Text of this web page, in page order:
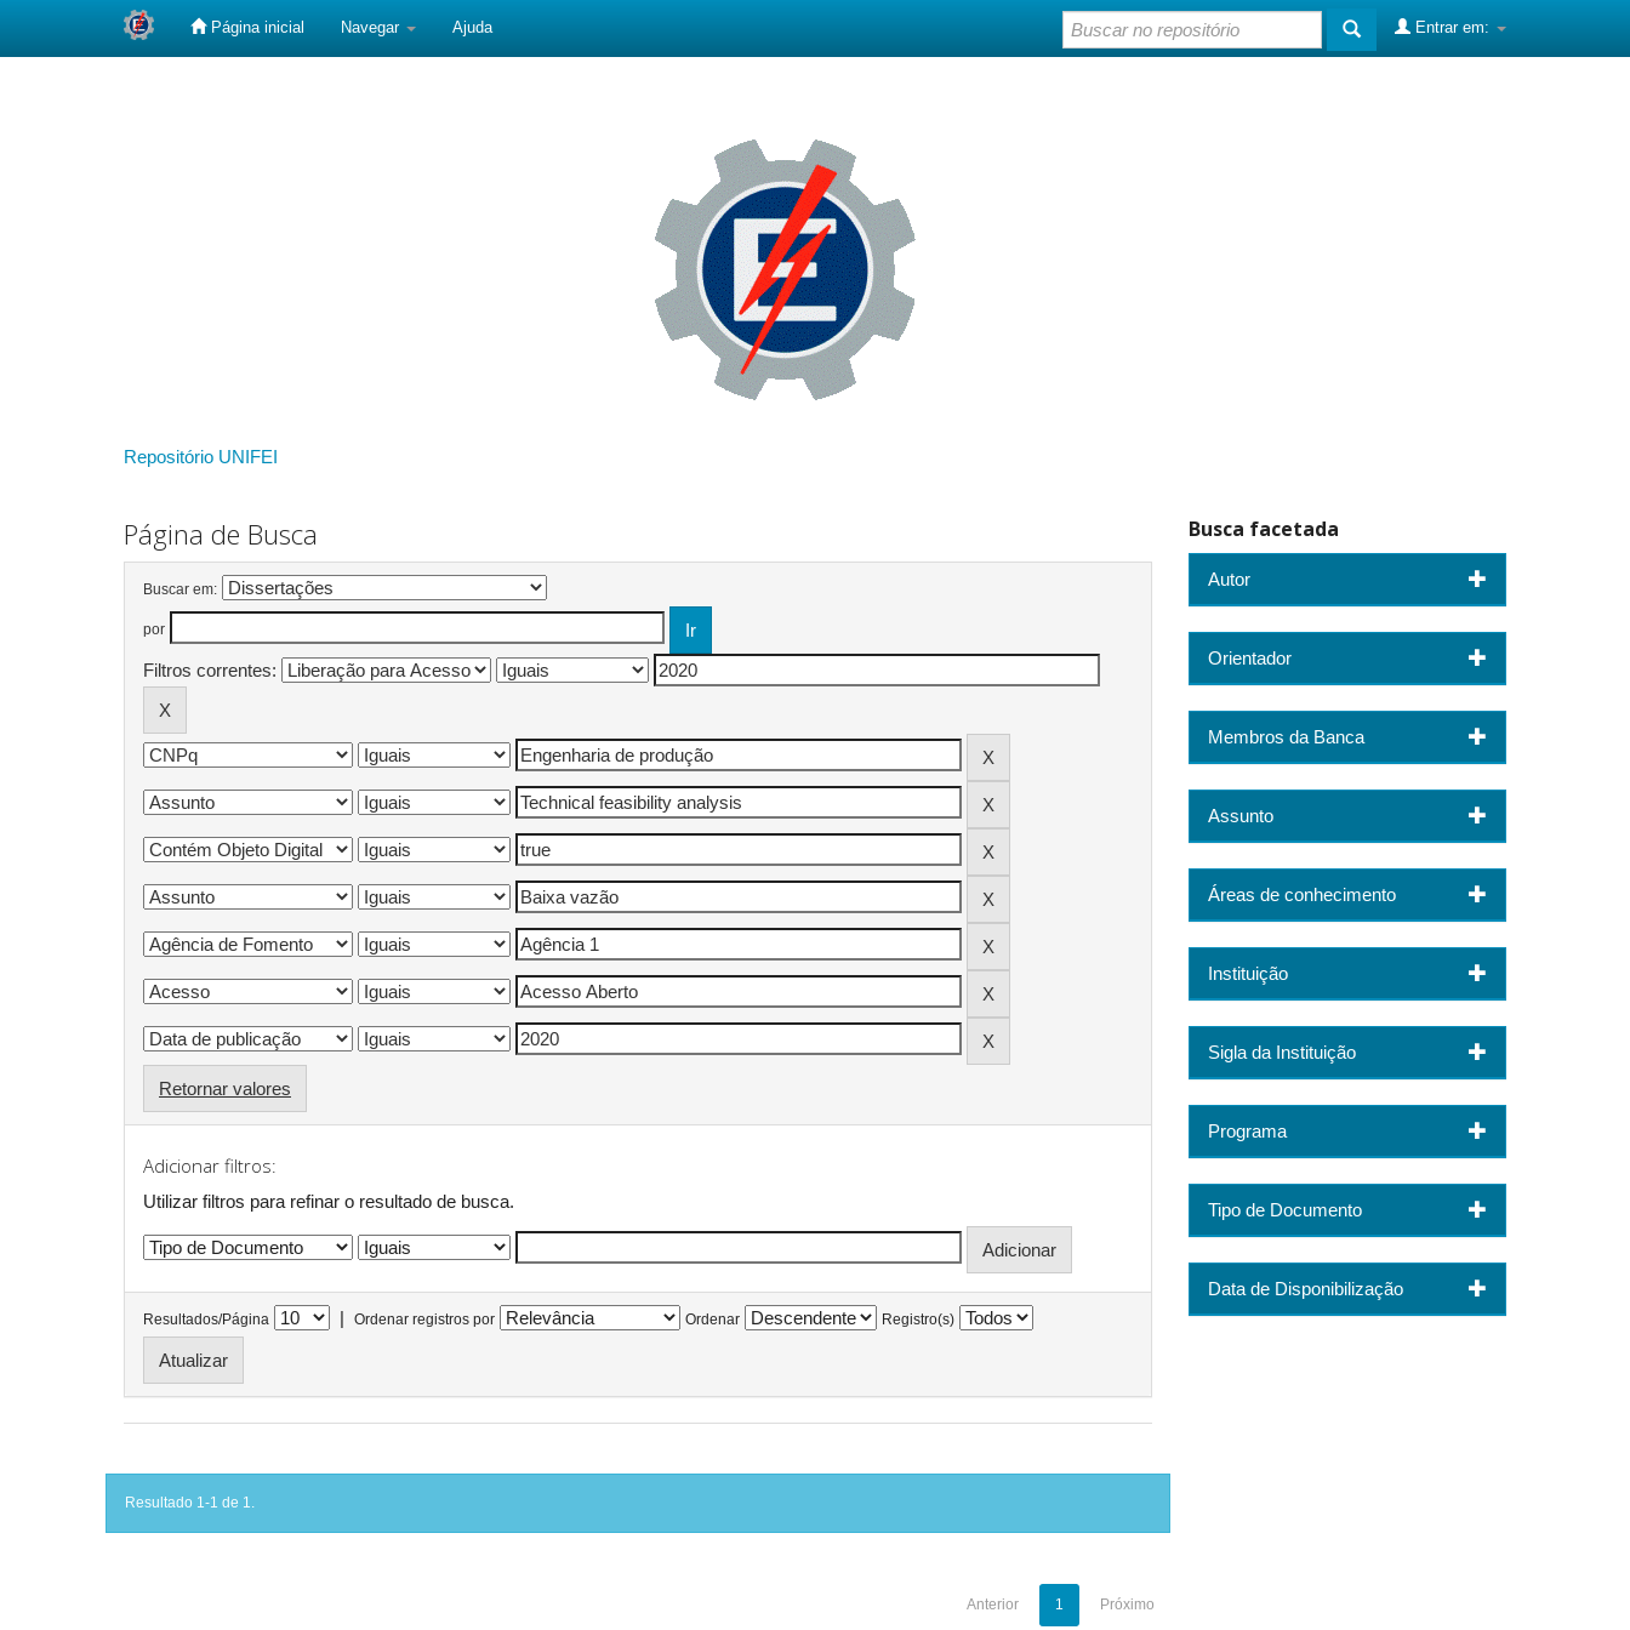
Página inicial Navegar Ajuda Entrar em:
Repositório UNIFEI
Página de Busca
Buscar em:
por
Filtros correntes:
Retornar valores
Adicionar filtros:
Utilizar filtros para refinar o resultado de busca.
Resultados/Página | Ordenar registros por Ordenar Registro(s)
Resultado 1-1 de 1.
Anterior 1 Próximo
Busca facetada
Autor
Orientador
Membros da Banca
Assunto
Áreas de conhecimento
Instituição
Sigla da Instituição
Programa
Tipo de Documento
Data de Disponibilização